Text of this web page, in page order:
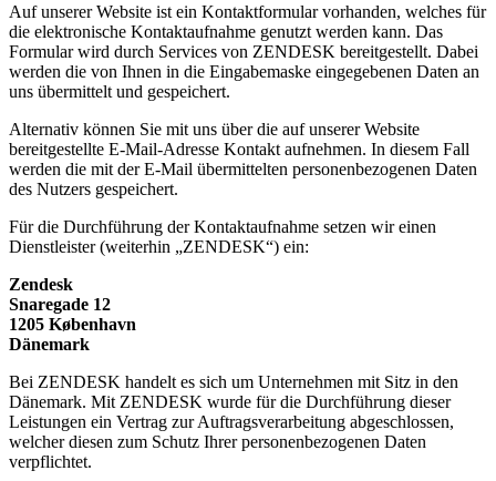
Auf unserer Website ist ein Kontaktformular vorhanden, welches für
die elektronische Kontaktaufnahme genutzt werden kann. Das
Formular wird durch Services von ZENDESK bereitgestellt. Dabei
werden die von Ihnen in die Eingabemaske eingegebenen Daten an
uns übermittelt und gespeichert.
Alternativ können Sie mit uns über die auf unserer Website
bereitgestellte E-Mail-Adresse Kontakt aufnehmen. In diesem Fall
werden die mit der E-Mail übermittelten personenbezogenen Daten
des Nutzers gespeichert.
Für die Durchführung der Kontaktaufnahme setzen wir einen
Dienstleister (weiterhin „ZENDESK“) ein:
Zendesk
Snaregade 12
1205 København
Dänemark
Bei ZENDESK handelt es sich um Unternehmen mit Sitz in den
Dänemark. Mit ZENDESK wurde für die Durchführung dieser
Leistungen ein Vertrag zur Auftragsverarbeitung abgeschlossen,
welcher diesen zum Schutz Ihrer personenbezogenen Daten
verpflichtet.